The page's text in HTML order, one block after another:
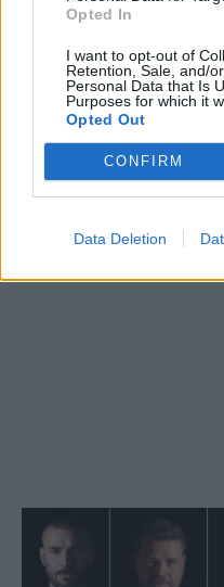
Opted In
I want to opt-out of
Retention, Sale, and/
Personal Data that Is
Purposes for which it
Opted Out
CONFIRM
Data Deletion